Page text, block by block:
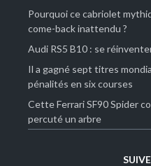
Pourquoi ce cabriolet
come-back inattendu ?
Audi RS5 B10 : se
Il a gagné sept titres
pénalités en six courses
Cette Ferrari SF90 Spider
percuté un arbre